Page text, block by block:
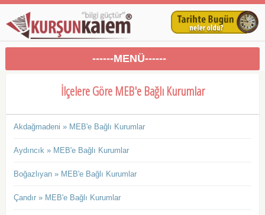
------MENÜ------
İlçelere Göre MEB'e Bağlı Kurumlar
Akdağmadeni » MEB'e Bağlı Kurumlar
Aydıncık » MEB'e Bağlı Kurumlar
Boğazlıyan » MEB'e Bağlı Kurumlar
Çandır » MEB'e Bağlı Kurumlar